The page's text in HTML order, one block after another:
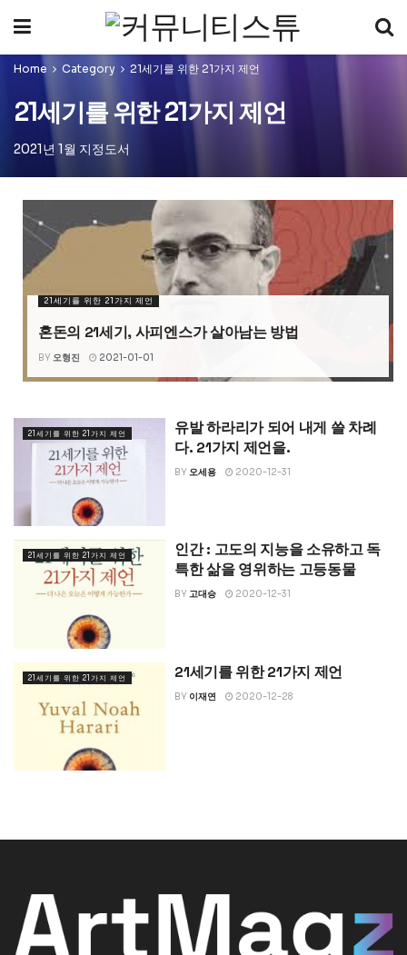
Home Category 21세기를 위한 21가지 제언
21세기를 위한 21가지 제언
2021년 1월 지정도서
21세기를 위한 21가지 제언
혼돈의 21세기, 사피엔스가 살아남는 방법
BY오형진 2021-01-01
21세기를 위한 21가지 제언
유발 하라리가 되어 내게 쓸 차례
다. 21가지 제언을.
BY오세용 2020-12-31
21세기를 위한 21가지 제언
인간 : 고도의 지능을 소유하고 독
특한 삶을 영위하는 고등동물
BY고대승 2020-12-31
21세기를 위한 21가지 제언 21세기를 위한 21가지 제언
BY 이재연 2020-12-28